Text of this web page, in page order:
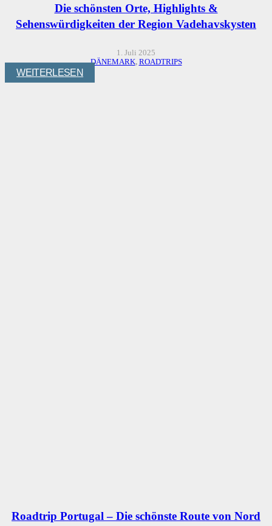
Die schönsten Orte, Highlights &
Sehenswürdigkeiten der Region Vadehavskysten
1. Juli 2025
DÄNEMARK, ROADTRIPS
WEITERLESEN
Roadtrip Portugal – Die schönste Route von Nord